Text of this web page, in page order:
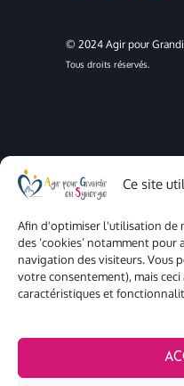
Ce site
Afin d'optimiser l'utilisation de
des ‘cookies’ notamment
navigation des visiteurs. Vous
votre consentement), mais
caractéristiques et
© 2024 Agir pour
Tous droits réservés.